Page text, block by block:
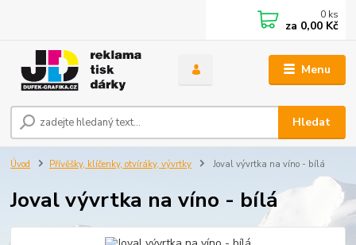
Menu
Hledat
0 ks
za 0,00 Kč
Úvod Přívěšky, klíčenky, otvíráky, vývrtky Joval vývrtka na víno - bílá
Joval vývrtka na víno - bílá